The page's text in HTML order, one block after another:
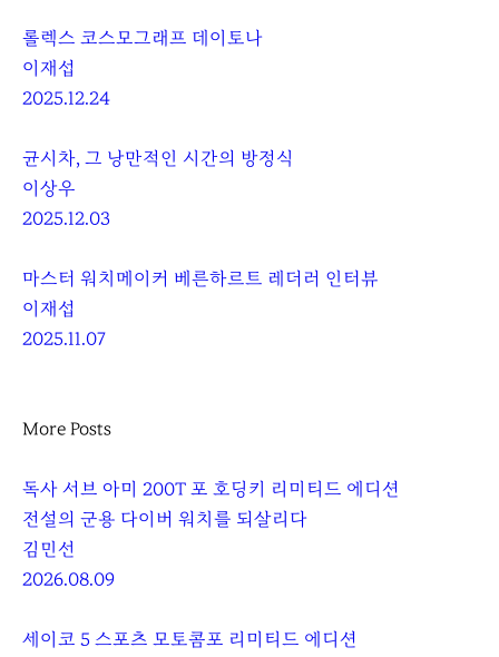
롤렉스 코스모그래프 데이토나
이재섭
2025.12.24
균시차, 그 낭만적인 시간의 방정식
이상우
2025.12.03
마스터 워치메이커 베른하르트 레더러 인터뷰
이재섭
2025.11.07
More Posts
독사 서브 아미 200T 포 호딩키 리미티드 에디션
전설의 군용 다이버 워치를 되살리다
김민선
2026.08.09
세이코 5 스포츠 모토콤포 리미티드 에디션